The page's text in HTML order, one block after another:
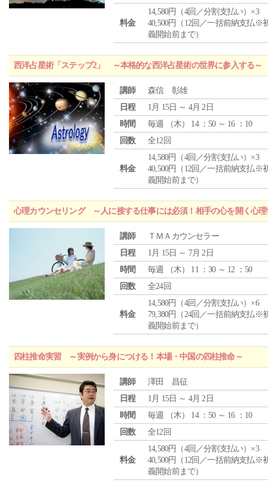
料金
14,580円（4回／分割支払い）×3
40,500円（12回／一括前納支払※
義開始前まで）
西洋占星術「ステップ2」 ～本格的な西洋占星術の世界に参入する～
講師
森信 彰雄
日程
1月 15日 ～ 4月 2日
時間
毎週 （木） 14 ：50 ～ 16 ：10
回数
全12回
料金
14,580円（4回／分割支払い）×3
40,500円（12回／一括前納支払※
義開始前まで）
心理カウンセリング ～人に接する仕事には必須！相手の心を開く心理
講師
ＴＭＡカウンセラー
日程
1月 15日 ～ 7月 2日
時間
毎週 （木） 11 ：30 ～ 12 ：50
回数
全24回
料金
14,580円（4回／分割支払い）×6
79,380円（24回／一括前納支払※
義開始前まで）
四柱推命実習 ～実例から身につける！本場・中国の四柱推命～
講師
澤田 昌征
日程
1月 15日 ～ 4月 2日
時間
毎週 （木） 14 ：50 ～ 16 ：10
回数
全12回
料金
14,580円（4回／分割支払い）×3
40,500円（12回／一括前納支払※
義開始前まで）